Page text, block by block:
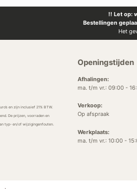
!! Let op:
Bestellingen
Het
en zijn inclusief 21% BTW.
De prijzen, voorraden en
typ- en/of wijzigingenfouten.
Openingstijden
Afhalingen:
ma. t/m vr.: 09:00 -
Verkoop:
Op afspraak
Werkplaats:
ma. t/m vr.: 10:00 -